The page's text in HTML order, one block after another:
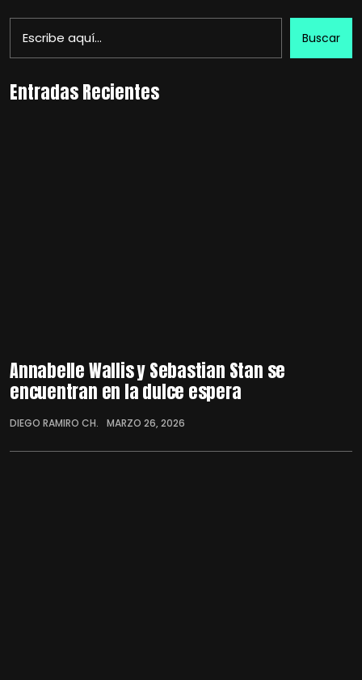
Buscar
Entradas Recientes
Annabelle Wallis y Sebastian Stan se
encuentran en la dulce espera
DIEGO RAMIRO CH. MARZO 26, 2026